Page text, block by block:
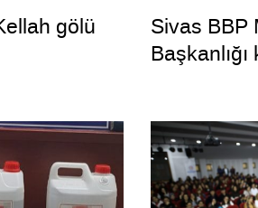
gölü
Sivas BBP